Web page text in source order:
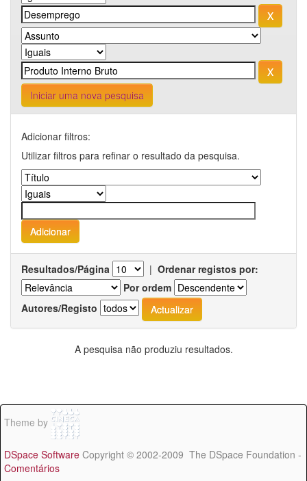
Iniciar uma nova pesquisa
Adicionar filtros:
Utilizar filtros para refinar o resultado da pesquisa.
Resultados/Página | Ordenar registos por:
Por ordem
Autores/Registo
A pesquisa não produziu resultados.
Theme by
DSpace Software Copyright © 2002-2009 The DSpace Foundation -
Comentários